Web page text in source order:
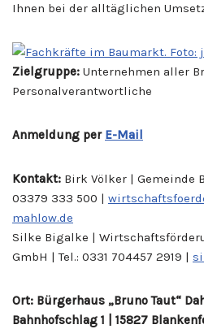
Ihnen bei der alltäglichen
Zielgruppe: Unternehmen aller
Personalverantwortliche
Anmeldung per E-Mail
Kontakt: Birk Völker | Gemeinde
03379 333 500 |
mahlow.de
Silke Bigalke |
GmbH | Tel.: 0331 704457 2919 |
Ort: Bürgerhaus „Bruno Taut“
Bahnhofschlag 1 | 15827